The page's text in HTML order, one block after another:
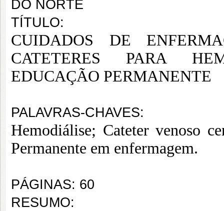
DO NORTE
TÍTULO:
CUIDADOS DE
CATETERES PARA
EDUCAÇÃO PERMANENTE
PALAVRAS-CHAVES:
Hemodiálise; Cateter venoso
Permanente em enfermagem.
PÁGINAS: 60
RESUMO: